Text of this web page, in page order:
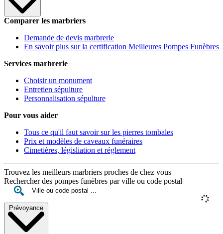
Comparer les marbriers
Demande de devis marbrerie
En savoir plus sur la certification Meilleures Pompes Funèbres
Services marbrerie
Choisir un monument
Entretien sépulture
Personnalisation sépulture
Pour vous aider
Tous ce qu'il faut savoir sur les pierres tombales
Prix et modèles de caveaux funéraires
Cimetières, législiation et réglement
Trouvez les meilleurs marbriers proches de chez vous
Rechercher des pompes funèbres par ville ou code postal
Prévoyance